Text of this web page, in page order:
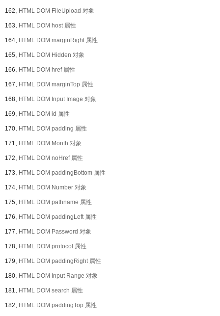
162、HTML DOM FileUpload 对象
163、HTML DOM host 属性
164、HTML DOM marginRight 属性
165、HTML DOM Hidden 对象
166、HTML DOM href 属性
167、HTML DOM marginTop 属性
168、HTML DOM Input Image 对象
169、HTML DOM id 属性
170、HTML DOM padding 属性
171、HTML DOM Month 对象
172、HTML DOM noHref 属性
173、HTML DOM paddingBottom 属性
174、HTML DOM Number 对象
175、HTML DOM pathname 属性
176、HTML DOM paddingLeft 属性
177、HTML DOM Password 对象
178、HTML DOM protocol 属性
179、HTML DOM paddingRight 属性
180、HTML DOM Input Range 对象
181、HTML DOM search 属性
182、HTML DOM paddingTop 属性